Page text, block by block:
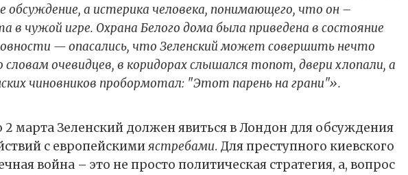
обсуждение, а истерика человека, понимающего, что он –
в чужой игре. Охрана Белого дома была приведена в состояние
— опасались, что Зеленский может совершить нечто
словам очевидцев, в коридорах слышался топот, двери хлопали, а
чиновников пробормотал: "Этот парень на грани"».
2 марта Зеленский должен явиться в Лондон для обсуждения
с европейскимиястребами. Для преступного киевского
война – это не просто политическая стратегия, а, вопрос